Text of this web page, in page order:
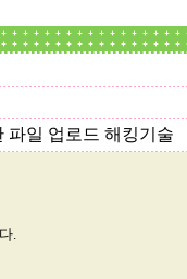
파일 업로드 해킹기술
.